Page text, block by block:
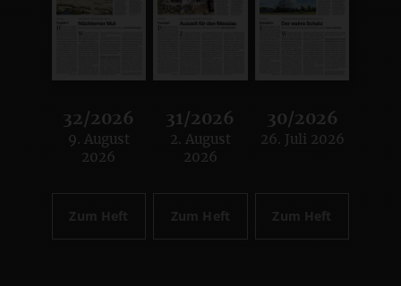
32/2026
:
9. August
2026
Zum Heft
31/2026
:
2. August
2026
Zum Heft
30/2026
:
26. Juli 2026
Zum Heft